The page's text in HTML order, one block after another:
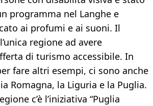
programma nel Langhe e
ai profumi e ai suoni. Il
regione ad avere
di turismo accessibile. In
fare altri esempi, ci sono anche
Romagna, la Liguria e la Puglia.
c’è l’iniziativa “Puglia